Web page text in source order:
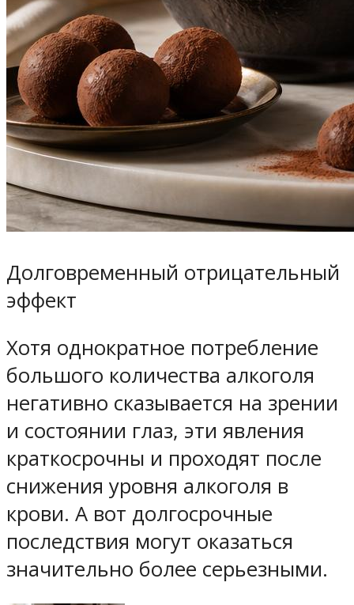
Долговременный отрицательный
эффект
Хотя однократное потребление
большого количества алкоголя
негативно сказывается на зрении
и состоянии глаз, эти явления
краткосрочны и проходят после
снижения уровня алкоголя в
крови. А вот долгосрочные
последствия могут оказаться
значительно более серьезными.